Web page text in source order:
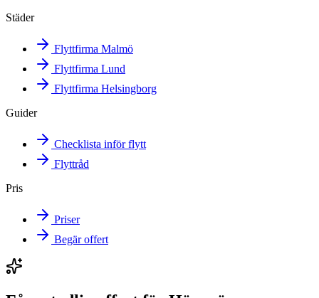
Städer
Flyttfirma Malmö
Flyttfirma Lund
Flyttfirma Helsingborg
Guider
Checklista inför flytt
Flyttråd
Pris
Priser
Begär offert